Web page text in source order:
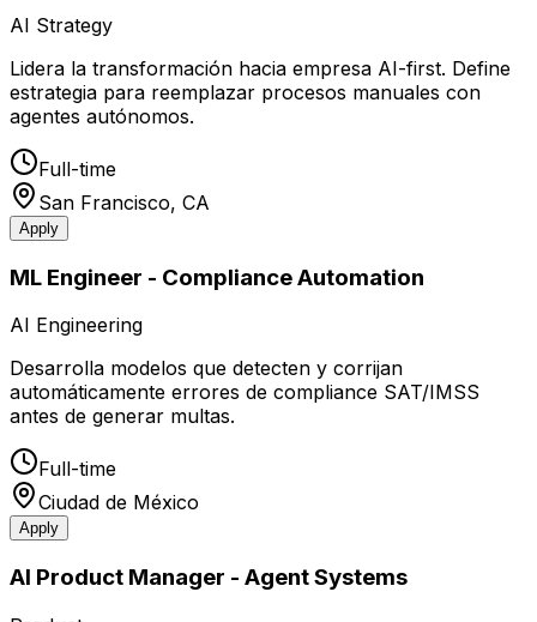
AI Strategy
Lidera la transformación hacia empresa AI-first. Define
estrategia para reemplazar procesos manuales con
agentes autónomos.
Full-time
San Francisco, CA
Apply
ML Engineer - Compliance Automation
AI Engineering
Desarrolla modelos que detecten y corrijan
automáticamente errores de compliance SAT/IMSS
antes de generar multas.
Full-time
Ciudad de México
Apply
AI Product Manager - Agent Systems